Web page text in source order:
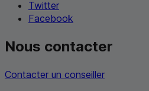
Twitter
Facebook
Nous contacter
Contacter un conseiller